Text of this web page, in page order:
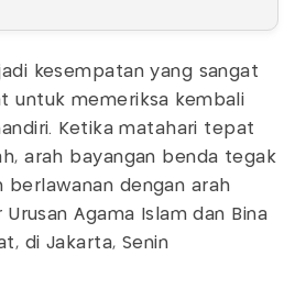
kesempatan yang sangat
untuk memeriksa kembali
Ketika matahari tepat
arah bayangan benda tegak
berlawanan dengan arah
Agama Islam dan Bina
di Jakarta, Senin